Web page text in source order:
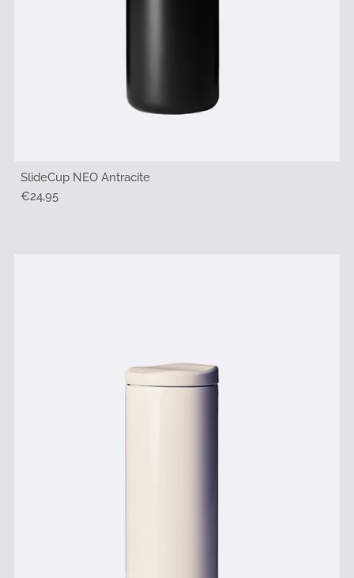
SlideCup NEO Antracite
Regulärer
€24,95